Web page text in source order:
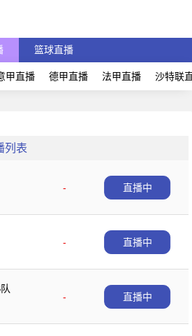
篮球直播
甲直播 德甲直播 法甲直播 沙特联
列表
-
直播中
-
直播中
-
直播中